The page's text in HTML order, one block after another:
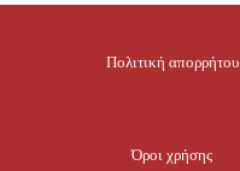
Πολιτική απορρήτου
Όροι χρήσης